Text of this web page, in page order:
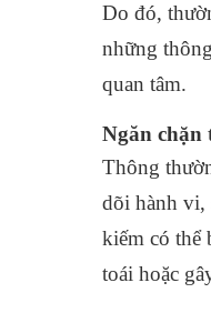
Do đó,
những
quan tâm.
Ngăn chặn
Thông
dõi hành vi,
kiếm có thể
toái hoặc